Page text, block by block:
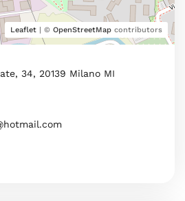
Leaflet | © OpenStreetMap contributors
34, 20139 Milano MI